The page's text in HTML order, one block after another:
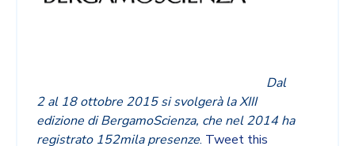
Dal
2 al 18 ottobre 2015 si svolgerà la XIII
edizione di BergamoScienza, che nel 2014 ha
registrato 152mila presenze. Tweet this